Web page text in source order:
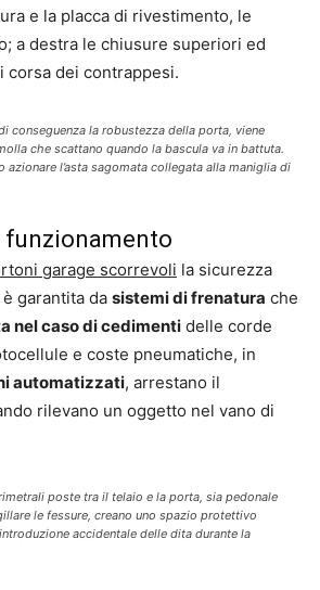
e la placca di rivestimento, le
a destra le chiusure superiori ed
corsa dei contrappesi.
conseguenza la robustezza della porta, viene
che scattano quando la bascula va in battuta.
azionare l’asta sagomata collegata alla maniglia di
funzionamento
garage scorrevoli la sicurezza
garantita da sistemi di frenatura che
nel caso di cedimenti delle corde
e coste pneumatiche, in
automatizzati, arrestano il
rilevano un oggetto nel vano di
poste tra il telaio e la porta, sia pedonale
le fessure, creano uno spazio protettivo
accidentale delle dita durante la